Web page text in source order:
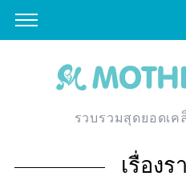
รวบรวมสุดยอดเค
เรื่อง